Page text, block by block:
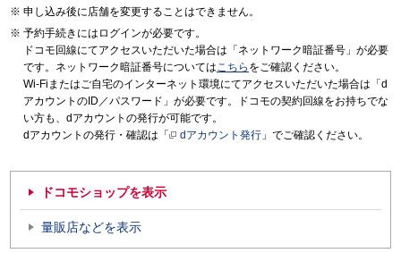
申し込み後に店舗を変更することはできません。
予約手続きにはログインが必要です。
ドコモ回線にてアクセスいただいた場合は「ネットワーク暗証番号」が必要
です。ネットワーク暗証番号についてはこちら をご確認ください。
Wi-Fiまたはご自宅のインターネット環境にてアクセスいただいた場合は「d
アカウントのID／パスワード」が必要です。ドコモの契約回線をお持ちでな
い方も、dアカウントの発行が可能です。
dアカウントの発行・確認は「
dアカウント発行 」でご確認ください。
ドコモショップを表示
量販店などを表示